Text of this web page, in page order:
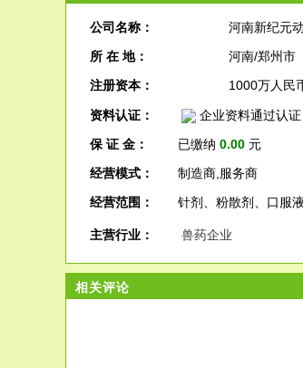
公司名称： 河南新纪元
所 在 地：
河南/郑州市
注册资本：
1000万人民
资料认证：
企业资料通过认证
保 证 金：
已缴纳 0.00 元
经营模式：
制造商,服务商
经营范围：
针剂、粉散剂、口服液
主营行业： 兽药企业
相关评论